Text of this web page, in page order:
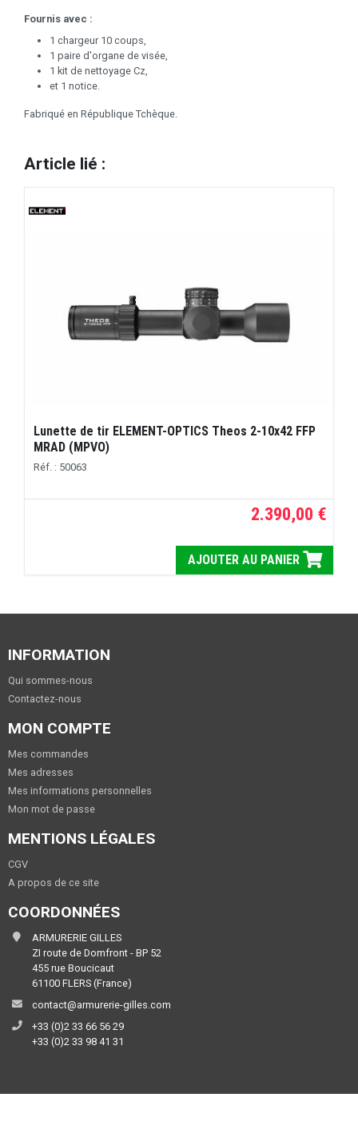
Fournis avec :
1 chargeur 10 coups,
1 paire d'organe de visée,
1 kit de nettoyage Cz,
et 1 notice.
Fabriqué en République Tchèque.
Article lié :
Lunette de tir ELEMENT-OPTICS Theos 2-10x42 FFP
MRAD (MPVO)
Réf. : 50063
2.390,00 €
AJOUTER AU PANIER
INFORMATION
Qui sommes-nous
Contactez-nous
MON COMPTE
Mes commandes
Mes adresses
Mes informations personnelles
Mon mot de passe
MENTIONS LÉGALES
CGV
A propos de ce site
COORDONNÉES
ARMURERIE GILLES
ZI route de Domfront - BP 52
455 rue Boucicaut
61100 FLERS (France)
contact@armurerie-gilles.com
+33 (0)2 33 66 56 29
+33 (0)2 33 98 41 31